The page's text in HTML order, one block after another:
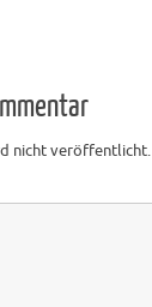
nicht veröffentlicht.